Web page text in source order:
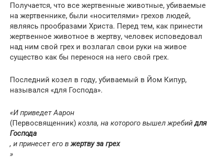
Получается, что все жертвенные животные, убиваемые
на жертвеннике, были «носителями» грехов людей,
являясь прообразами Христа. Перед тем, как принести
жертвенное животное в жертву, человек исповедовал
над ним свой грех и возлагал свои руки на живое
существо как бы перенося на него свой грех.
Последний козел в году, убиваемый в Йом Кипур,
назывался «для Господа».
«И приведет Аарон
(Первосвященник) козла, на которого вышел жребийдля
Господа
, и принесет его вжертву за грех
»